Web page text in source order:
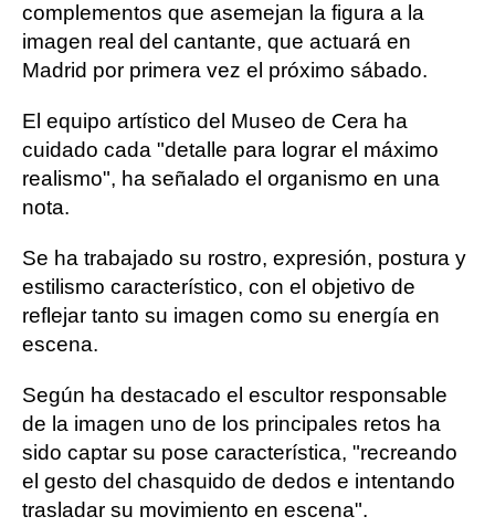
complementos que asemejan la figura a la
imagen real del cantante, que actuará en
Madrid por primera vez el próximo sábado.
El equipo artístico del Museo de Cera ha
cuidado cada "detalle para lograr el máximo
realismo", ha señalado el organismo en una
nota.
Se ha trabajado su rostro, expresión, postura y
estilismo característico, con el objetivo de
reflejar tanto su imagen como su energía en
escena.
Según ha destacado el escultor responsable
de la imagen uno de los principales retos ha
sido captar su pose característica, "recreando
el gesto del chasquido de dedos e intentando
trasladar su movimiento en escena".